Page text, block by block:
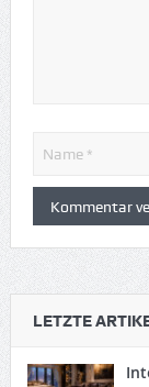
LETZTE